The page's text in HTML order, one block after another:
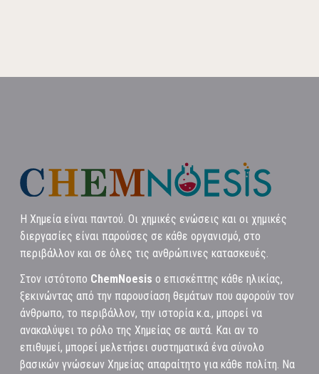
Η Χημεία είναι παντού. Οι χημικές ενώσεις και οι χημικές
διεργασίες είναι παρούσες σε κάθε οργανισμό, στο
περιβάλλον και σε όλες τις ανθρώπινες κατασκευές.
Στον ιστότοπο ChemNoesis ο επισκέπτης κάθε ηλικίας,
ξεκινώντας από την παρουσίαση θεμάτων που αφορούν τον
άνθρωπο, το περιβάλλον, την ιστορία κ.α., μπορεί να
ανακαλύψει το ρόλο της Χημείας σε αυτά. Και αν το
επιθυμεί, μπορεί μελετήσει συστηματικά ένα σύνολο
βασικών γνώσεων Χημείας απαραίτητο για κάθε πολίτη. Να